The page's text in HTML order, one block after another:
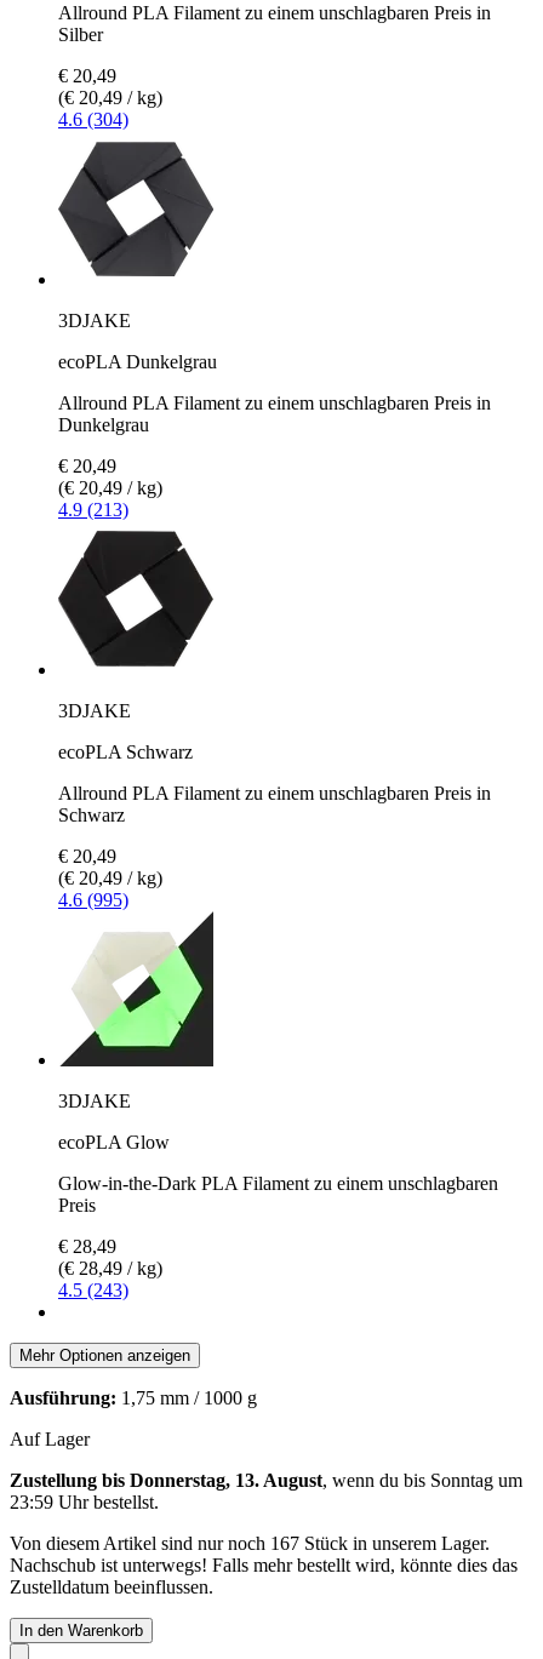
Allround PLA Filament zu einem unschlagbaren Preis in
Silber
€ 20,49
(€ 20,49 / kg)
4.6 (304)
3DJAKE
ecoPLA Dunkelgrau
Allround PLA Filament zu einem unschlagbaren Preis in
Dunkelgrau
€ 20,49
(€ 20,49 / kg)
4.9 (213)
3DJAKE
ecoPLA Schwarz
Allround PLA Filament zu einem unschlagbaren Preis in
Schwarz
€ 20,49
(€ 20,49 / kg)
4.6 (995)
3DJAKE
ecoPLA Glow
Glow-in-the-Dark PLA Filament zu einem unschlagbaren
Preis
€ 28,49
(€ 28,49 / kg)
4.5 (243)
Mehr Optionen anzeigen
Ausführung: 1,75 mm / 1000 g
Auf Lager
Zustellung bis Donnerstag, 13. August, wenn du bis Sonntag um
23:59 Uhrbestellst.
Von diesem Artikel sind nur noch 167 Stück in unserem Lager.
Nachschub ist unterwegs! Falls mehr bestellt wird, könnte dies das
Zustelldatum beeinflussen.
In den Warenkorb